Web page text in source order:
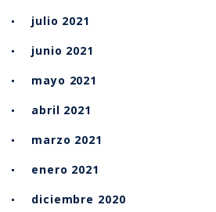
julio 2021
junio 2021
mayo 2021
abril 2021
marzo 2021
enero 2021
diciembre 2020